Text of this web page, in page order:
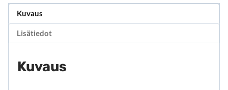
Kuvaus
Lisätiedot
Kuvaus